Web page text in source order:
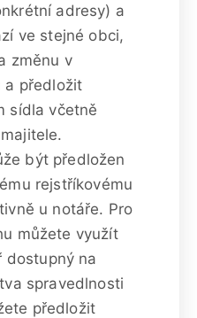
adresy) a
ve stejné obci,
změnu v
a předložit
sídla včetně
být předložen
rejstříkovému
u notáře. Pro
můžete využít
dostupný na
spravedlnosti
předložit